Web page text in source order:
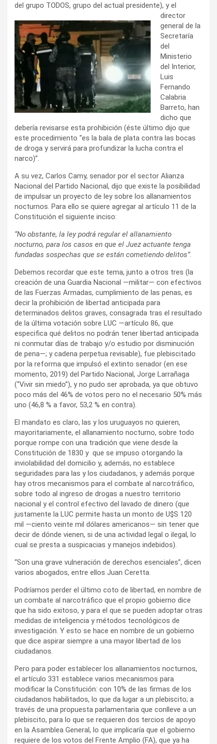
del grupo TODOS, grupo del actual presidente), y el
director
general de la
Secretaría
del
Ministerio
del Interior,
Luis
Fernando
Calabria
Barreto, han
dicho que
debería revisarse esta prohibición (éste último dijo que
este procedimiento “es la bala de plata contra las bocas
de droga y servirá para profundizar la lucha contra el
narco)”.
A su vez, Carlos Camy, senador por el sector Alianza
Nacional del Partido Nacional, dijo que existe la posibilidad
de impulsar un proyecto de ley sobre los allanamientos
nocturnos. Para ello se quiere agregar al artículo 11 de la
Constitución el siguiente inciso:
“No obstante, la ley podrá regular el allanamiento
nocturno, para los casos en que el Juez actuante tenga
fundadas sospechas que se están cometiendo delitos”.
Debemos recordar que este tema, junto a otros tres (la
creación de una Guardia Nacional —militar— con efectivos
de las Fuerzas Armadas, cumplimiento de las penas, es
decir la prohibición de libertad anticipada para
determinados delitos graves, consagrada tras el resultado
de la última votación sobre LUC —artículo 86, que
especifica qué delitos no podrán tener libertad anticipada
ni conmutar días de trabajo y/o estudio por disminución
de pena—; y cadena perpetua revisable), fue plebiscitado
por la reforma que impulsó el extinto senador (en ese
momento, 2019) del Partido Nacional, Jorge Larrañaga
(“Vivir sin miedo”), y no pudo ser aprobada, ya que obtuvo
poco más del 46% de votos pero no el necesario 50% más
uno (46,8 % a favor, 53,2 % en contra).
El mandato es claro, las y los uruguayos no quieren,
mayoritariamente, el allanamiento nocturno, sobre todo
porque rompe con una tradición que viene desde la
Constitución de 1830 y que se impuso otorgando la
inviolabilidad del domicilio y, además, no establece
seguridades para las y los ciudadanos, y además porque
hay otros mecanismos para el combate al narcotráfico,
sobre todo al ingreso de drogas a nuestro territorio
nacional y el control efectivo del lavado de dinero (que
justamente la LUC permite hasta un monto de U$S 120
mil —ciento veinte mil dólares americanos— sin tener que
decir de dónde vienen, si de una actividad legal o ilegal, lo
cual se presta a suspicacias y manejos indebidos).
“Son una grave vulneración de derechos esenciales”, dicen
varios abogados, entre ellos Juan Ceretta.
Podríamos perder el último coto de libertad, en nombre de
un combate al narcotráfico que el propio gobierno dice
que ha sido exitoso, y para el que se pueden adoptar otras
medidas de inteligencia y métodos tecnológicos de
investigación. Y esto se hace en nombre de un gobierno
que dice aspirar siempre a una mayor libertad de los
ciudadanos.
Pero para poder establecer los allanamientos nocturnos,
el artículo 331 establece varios mecanismos para
modificar la Constitución: con 10% de las firmas de los
ciudadanos habilitados, lo que da lugar a un plebiscito; a
través de una propuesta parlamentaria que conlleve a un
plebiscito, para lo que se requieren dos tercios de apoyo
en la Asamblea General, lo que implicaría que el gobierno
requiere de los votos del Frente Amplio (FA), que ya ha